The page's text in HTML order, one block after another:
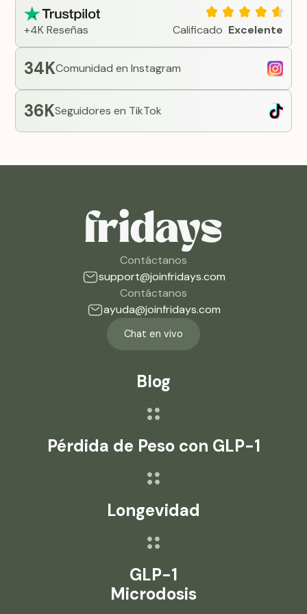
+4K Reseñas Calificado Excelente
34KComunidad en Instagram
36KSeguidores en TikTok
Contáctanos
support@joinfridays.com
Contáctanos
ayuda@joinfridays.com
Chat en vivo
Blog
Pérdida de Peso con GLP-1
Longevidad
GLP-1
Microdosis